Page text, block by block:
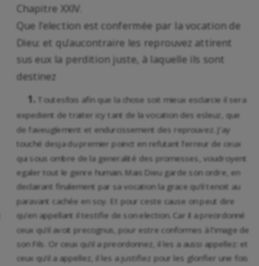
Chapitre XXIV.
Que l’election est confermée par la vocation de
Dieu: et qu’aucontraire les reprouvez attirent
sus eux la perdition juste, à laquelle ils sont
destinez
1. Toutesfois afin que la chose soit mieux esclarcie il sera
expedient de traiter icy tant de la vocation des esleuz, que
de l’aveuglement et endurcissement des reprouvez. J’ay
touché desja du premier poinct en refutant l’erreur de ceux
qui sous ombre de la generalité des promesses, voudroyent
egaler tout le genre humain. Mais Dieu garde son ordre, en
declairant finalement par sa vocation la grace qu’il tenoit au
paravant cachée en soy. Et pour ceste cause on peut dire
qu’en appellant il testifie de son election. Car il a preordonné
ceux qu’il avoit precognus, pour estre conformes à l’image de
son Fils. Or ceux qu’il a preordonnez, il les a aussi appellez: et
ceux qu’il a appellez, il les a justifiez pour les glorifier une fois